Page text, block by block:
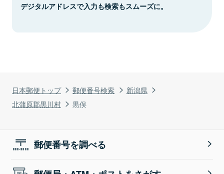
日本郵便トップ 郵便番号検索
新潟県
北蒲原郡黒川村
黒俣
デジタルアドレスで入力も検索もスムーズに。
郵便番号を調べる